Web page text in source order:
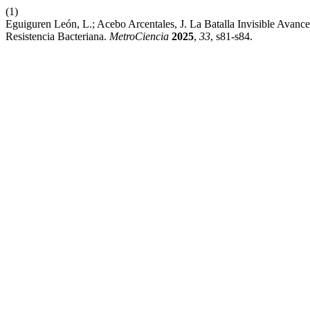
(1)
Eguiguren León, L.; Acebo Arcentales, J. La Batalla Invisible
Resistencia Bacteriana. MetroCiencia 2025, 33, s81-s84.